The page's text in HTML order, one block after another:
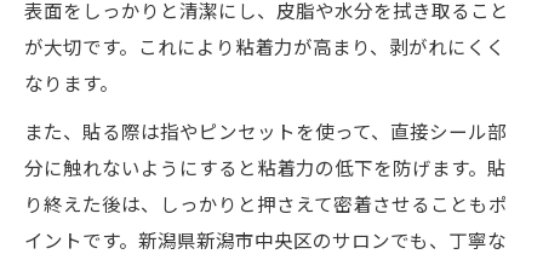
表面をしっかりと清潔にし、皮脂や水分を拭き取ること
が大切です。これにより粘着力が高まり、剥がれにくく
なります。
また、貼る際は指やピンセットを使って、直接シール部
分に触れないようにすると粘着力の低下を防げます。貼
り終えた後は、しっかりと押さえて密着させることもポ
イントです。新潟県新潟市中央区のサロンでも、丁寧な